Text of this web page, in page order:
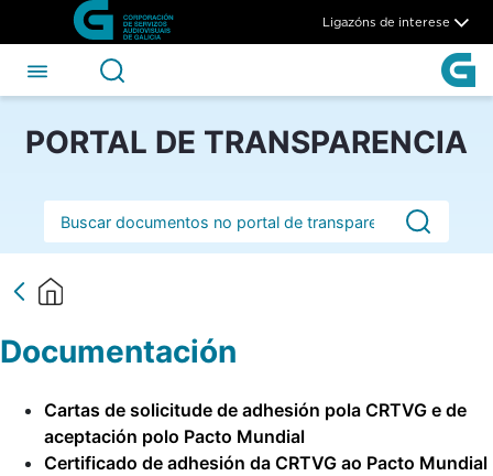
Skip to Main Content
Documentación - CSAG
Ligazóns de interese
PORTAL DE TRANSPARENCIA
Barra de busca
Documentación
Cartas de solicitude de adhesión pola CRTVG e de
aceptación polo Pacto Mundial
Certificado de adhesión da CRTVG ao Pacto Mundial